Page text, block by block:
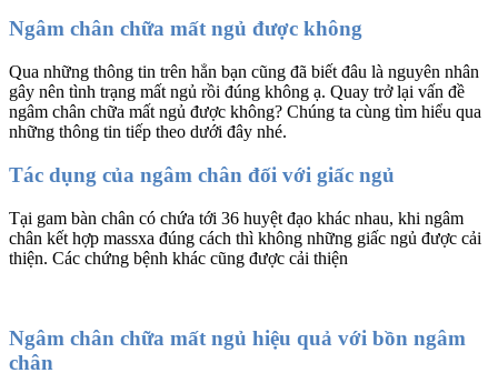
Ngâm chân chữa mất ngủ được không
Qua những thông tin trên hẳn bạn cũng đã biết đâu là nguyên nhân
gây nên tình trạng mất ngủ rồi đúng không ạ. Quay trở lại vấn đề
ngâm chân chữa mất ngủ được không? Chúng ta cùng tìm hiểu qua
những thông tin tiếp theo dưới đây nhé.
Tác dụng của ngâm chân đối với giấc ngủ
Tại gam bàn chân có chứa tới 36 huyệt đạo khác nhau, khi ngâm
chân kết hợp massxa đúng cách thì không những giấc ngủ được cải
thiện. Các chứng bệnh khác cũng được cải thiện
Ngâm chân chữa mất ngủ hiệu quả với bồn ngâm
chân